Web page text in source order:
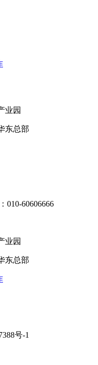
业园
东总部
010-60606666
业园
东总部
号-1